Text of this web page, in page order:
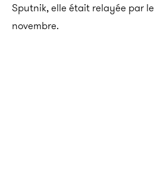
Sputnik, elle était relayée par le
novembre.